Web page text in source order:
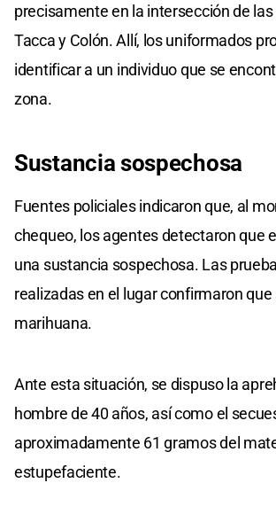
precisamente en la intersección de las
Tacca y Colón. Allí, los uniformados
identificar a un individuo que se
zona.
Sustancia sospechosa
Fuentes policiales indicaron que, al
chequeo, los agentes detectaron que
una sustancia sospechosa. Las
realizadas en el lugar confirmaron
marihuana.
Ante esta situación, se dispuso la
hombre de 40 años, así como el
aproximadamente 61 gramos del
estupefaciente.